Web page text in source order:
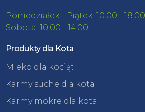
Poniedziałek - Piątek: 10:00 - 18:00
Sobota: 10:00 - 14:00
Produkty dla Kota
Mleko dla kociąt
Karmy suche dla kota
Karmy mokre dla kota